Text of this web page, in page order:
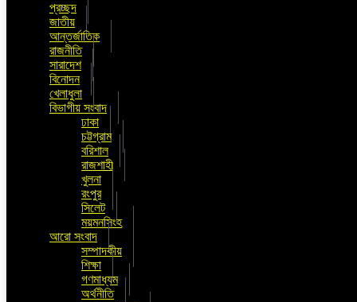
প্রচ্ছদ
জাতীয়
আন্তর্জাতিক
রাজনীতি
সারাদেশ
বিনোদন
খেলাধুলা
বিভাগীয় সংবাদ
ঢাকা
চট্টগ্রাম
বরিশাল
রাজশাহী
খুলনা
রংপুর
সিলেট
ময়মনসিংহ
আরো সংবাদ
সম্পাদকীয়
শিক্ষা
গণমাধ্যম
অর্থনীতি